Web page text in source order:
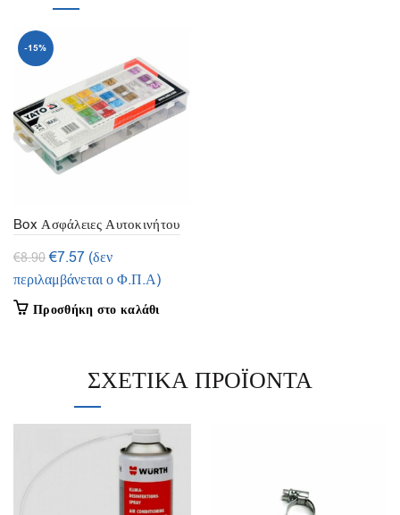
-15%
Box Ασφάλειες Αυτοκινήτου
24 τεμ. – Yato (YT-83140)
€8.90 Original
price
was:
€7.57Η
τρέχουσα
(δεν
περιλαμβάνεται ο Φ.Π.Α)
Προσθήκη στο καλάθι
ΣΧΕΤΙΚΆ ΠΡΟΪΌΝΤΑ